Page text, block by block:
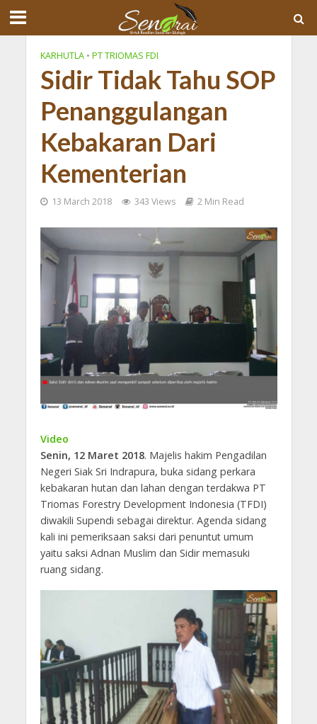
KARHUTLA • PT TRIOMAS FDI
Sidir Tidak Tahu SOP
Penanggulangan
Kebakaran Dari
Kementerian
13 March 2018 343 Views 2 Min Read
Video
Senin, 12 Maret 2018. Majelis hakim Pengadilan
Negeri Siak Sri Indrapura, buka sidang perkara
kebakaran hutan dan lahan dengan terdakwa PT
Triomas Forestry Development Indonesia (TFDI)
diwakili Supendi sebagai direktur. Agenda sidang
kali ini pemeriksaan saksi dari penuntut umum
yaitu saksi Adnan Muslim dan Sidir memasuki
ruang sidang.